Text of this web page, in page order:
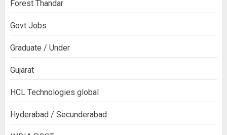
Forest Thandar
Govt Jobs
Graduate / Under
Gujarat
HCL Technologies global
Hyderabad / Secunderabad